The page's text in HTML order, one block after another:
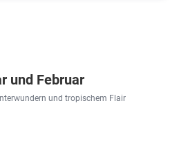
und Februar
und tropischem Flair